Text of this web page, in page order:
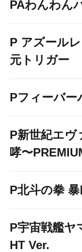
ニ
PAわんわん
P アズール
元トリガー
Pフィーバー
P新世紀エヴ
哮〜
P北斗の拳 暴
P宇宙戦艦ヤ
HT Ver.